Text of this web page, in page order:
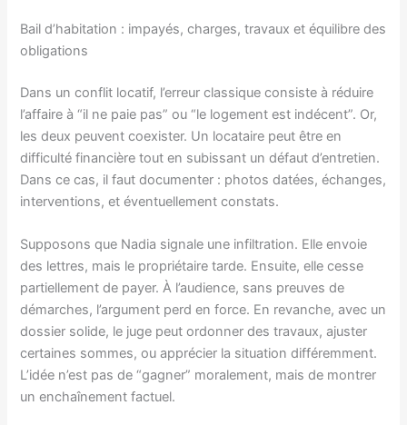
Bail d’habitation : impayés, charges, travaux et équilibre des
obligations
Dans un conflit locatif, l’erreur classique consiste à réduire
l’affaire à “il ne paie pas” ou “le logement est indécent”. Or,
les deux peuvent coexister. Un locataire peut être en
difficulté financière tout en subissant un défaut d’entretien.
Dans ce cas, il faut documenter : photos datées, échanges,
interventions, et éventuellement constats.
Supposons que Nadia signale une infiltration. Elle envoie
des lettres, mais le propriétaire tarde. Ensuite, elle cesse
partiellement de payer. À l’audience, sans preuves de
démarches, l’argument perd en force. En revanche, avec un
dossier solide, le juge peut ordonner des travaux, ajuster
certaines sommes, ou apprécier la situation différemment.
L’idée n’est pas de “gagner” moralement, mais de montrer
un enchaînement factuel.